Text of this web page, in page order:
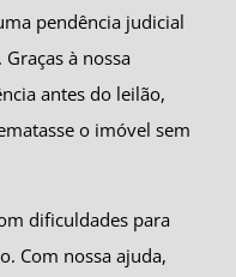
pendência judicial
à nossa
antes do leilão,
o imóvel sem
dificuldades para
Com nossa ajuda,